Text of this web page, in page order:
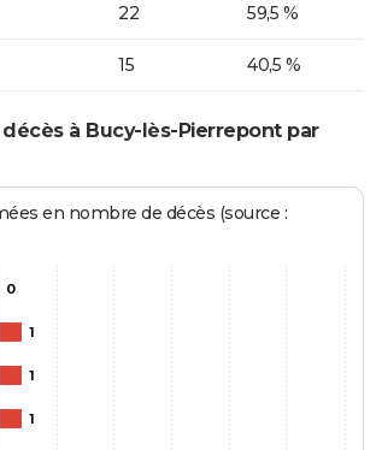
22 59,5 %
15 40,5 %
à Bucy-lès-Pierrepont par
en nombre de décès (source :
0
1
1
1